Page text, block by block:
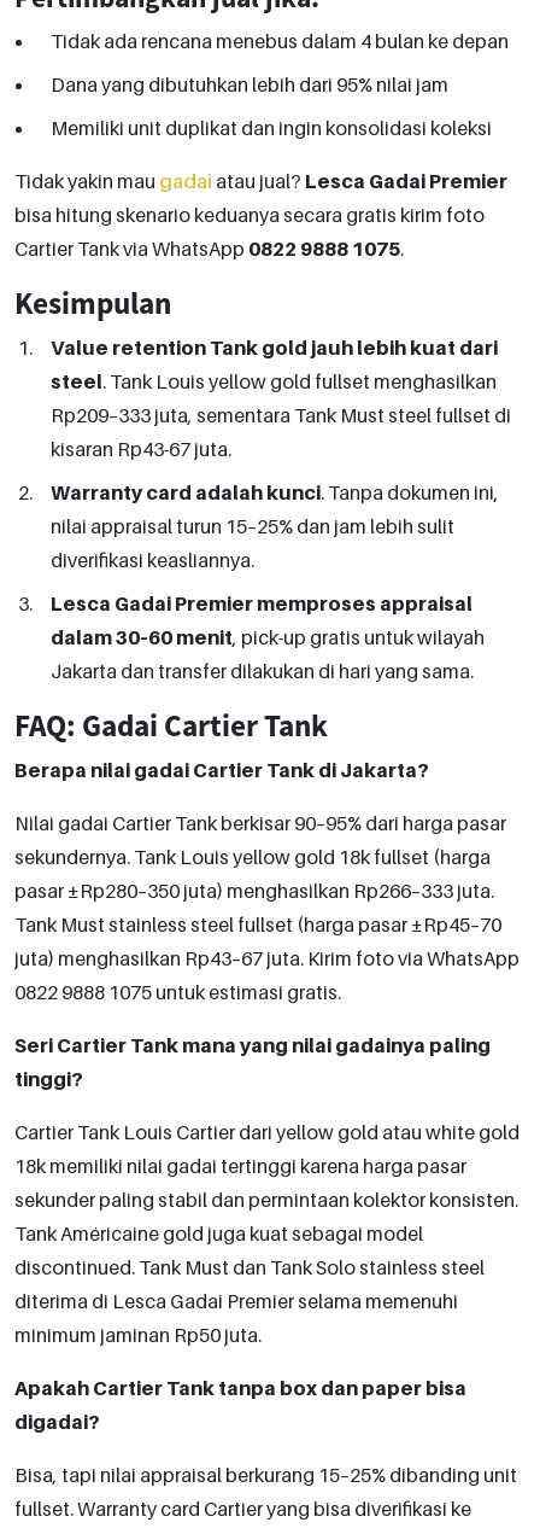
Tidak ada rencana menebus dalam 4 bulan ke depan
Dana yang dibutuhkan lebih dari 95% nilai jam
Memiliki unit duplikat dan ingin konsolidasi koleksi
Tidak yakin mau gadai atau jual? Lesca Gadai Premier
bisa hitung skenario keduanya secara gratis kirim foto
Cartier Tank via WhatsApp 0822 9888 1075.
Kesimpulan
Value retention Tank gold jauh lebih kuat dari
steel. Tank Louis yellow gold fullset menghasilkan
Rp209–333 juta, sementara Tank Must steel fullset di
kisaran Rp43-67 juta.
Warranty card adalah kunci. Tanpa dokumen ini,
nilai appraisal turun 15–25% dan jam lebih sulit
diverifikasi keasliannya.
Lesca Gadai Premier memproses appraisal
dalam 30–60 menit, pick-up gratis untuk wilayah
Jakarta dan transfer dilakukan di hari yang sama.
FAQ: Gadai Cartier Tank
Berapa nilai gadai Cartier Tank di Jakarta?
Nilai gadai Cartier Tank berkisar 90–95% dari harga pasar
sekundernya. Tank Louis yellow gold 18k fullset (harga
pasar ±Rp280–350 juta) menghasilkan Rp266–333 juta.
Tank Must stainless steel fullset (harga pasar ±Rp45–70
juta) menghasilkan Rp43–67 juta. Kirim foto via WhatsApp
0822 9888 1075 untuk estimasi gratis.
Seri Cartier Tank mana yang nilai gadainya paling
tinggi?
Cartier Tank Louis Cartier dari yellow gold atau white gold
18k memiliki nilai gadai tertinggi karena harga pasar
sekunder paling stabil dan permintaan kolektor konsisten.
Tank Américaine gold juga kuat sebagai model
discontinued. Tank Must dan Tank Solo stainless steel
diterima di Lesca Gadai Premier selama memenuhi
minimum jaminan Rp50 juta.
Apakah Cartier Tank tanpa box dan paper bisa
digadai?
Bisa, tapi nilai appraisal berkurang 15–25% dibanding unit
fullset. Warranty card Cartier yang bisa diverifikasi ke